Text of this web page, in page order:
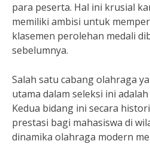
para peserta. Hal ini krusial
memiliki ambisi untuk
klasemen perolehan medali
sebelumnya.
Salah satu cabang olahraga
utama dalam seleksi ini
Kedua bidang ini secara
prestasi bagi mahasiswa di
dinamika olahraga modern